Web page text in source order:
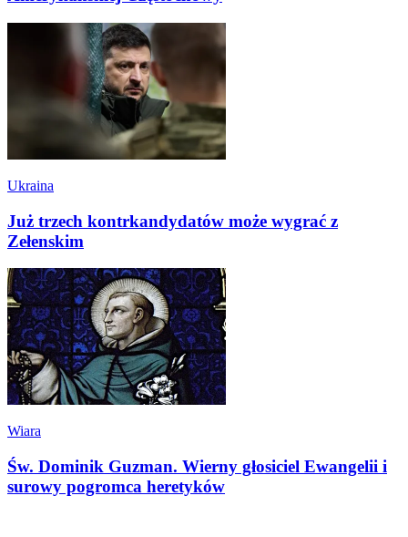
Ukraina
Już trzech kontrkandydatów może wygrać z
Zełenskim
Wiara
Św. Dominik Guzman. Wierny głosiciel Ewangelii i
surowy pogromca heretyków